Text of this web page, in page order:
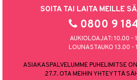
SOITA TAI LAITA MEILLE
0800 9
AUKIOLOAJAT: 10.00 -
LOUNASTAUKO 13.00 -
ASIAKASPALVELUMME PUHELIMITSE
27.7. OTA MEIHIN YHTEYTTÄ